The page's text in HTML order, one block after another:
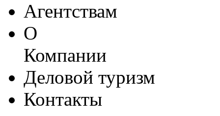
Агентствам
О
Компании
Деловой туризм
Контакты